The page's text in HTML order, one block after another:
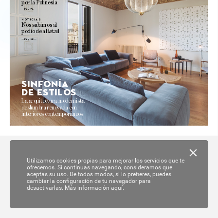
La arquitectura modernista
deslumbra renovada con
interiores contemporáneos
Sinfonía
de estilos
por la Polinesia
Pág. 76
Nos subimos al
podio de aRetail
noticias
Pág. 52
Utilizamos cookies propias para mejorar los servicios que te
ofrecemos. Si continuas navegando, consideramos que
aceptas su uso. De todos modos, si lo prefieres, puedes
cambiar la configuración de tu navegador para
desactivarlas. Más información aquí.